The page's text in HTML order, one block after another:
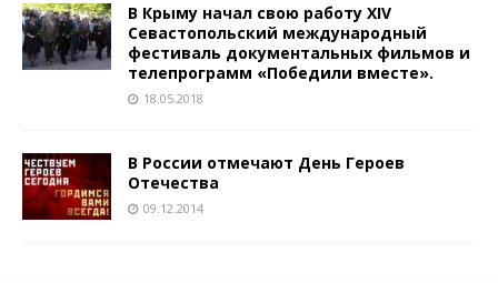
В Крыму начал свою работу XIV
Севастопольский международный
фестиваль документальных фильмов и
телепрограмм «Победили вместе».
18.05.2018
В России отмечают День Героев
Отечества
09.12.2014